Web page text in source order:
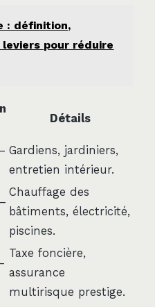
: définition,
pour réduire
Détails
Gardiens, jardiniers,
entretien intérieur.
Chauffage des
bâtiments, électricité,
piscines.
Taxe foncière,
assurance
multirisque prestige.